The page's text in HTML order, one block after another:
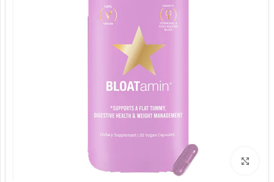
برای بزرگنمایی کلیک کنید